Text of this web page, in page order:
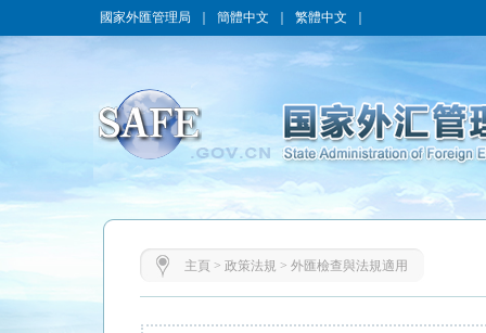
國家外匯管理局 簡體中文 繁體中文
主頁 > 政策法規 > 外匯檢查與法規適用